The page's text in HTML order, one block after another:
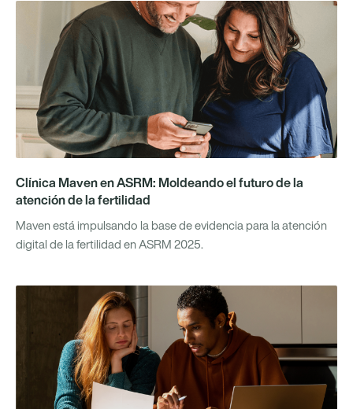
Clínica Maven en ASRM: Moldeando el futuro de la
atención de la fertilidad
Maven está impulsando la base de evidencia para la atención
digital de la fertilidad en ASRM 2025.